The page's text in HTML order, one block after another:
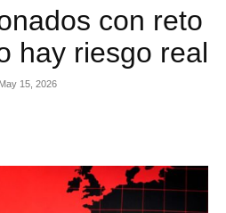
con reto
hay riesgo real
May 15, 2026